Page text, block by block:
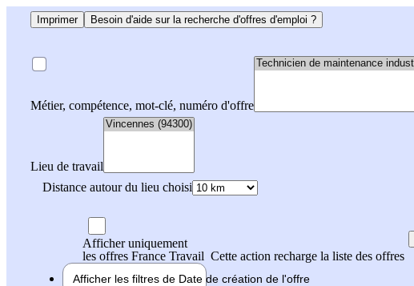
Imprimer Besoin d'aide sur la recherche d'offres d'emploi ?
Métier, compétence, mot-clé, numéro d'offre
Lieu de travail
Distance autour du lieu choisi
Afficher uniquement
les offres France Travail Cette action recharge la liste des offres
Afficher les filtres de Date de création de l'offre